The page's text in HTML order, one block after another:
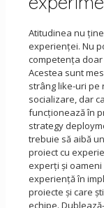
Atitudinea nu
experienței. Nu
competenţa
Acestea sunt
strâng like-uri pe
socializare, dar
funcţionează în
strategy
trebuie să aibă
proiect cu
experţi şi oameni
experienţă în
proiecte şi care